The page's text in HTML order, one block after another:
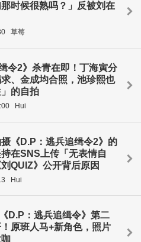
时候很熟吗？」反被刘在
草莓
令2》杀青在即！丁海寅分
、金成均合照，池珍熙也
」的自拍
Hui
摄《D.P：逃兵追缉令2》的
在SNS上传「无表情自
QUIZ》公开背后原因
Hui
D.P：逃兵追缉令》第二
原班人马+新角色，照片